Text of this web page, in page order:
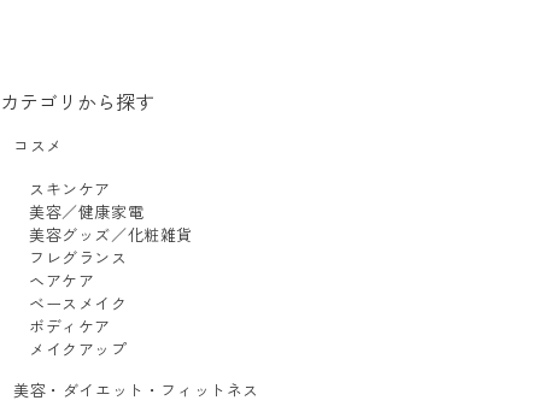
カテゴリから探す
コスメ
スキンケア
美容／健康家電
美容グッズ／化粧雑貨
フレグランス
ヘアケア
ベースメイク
ボディケア
メイクアップ
美容・ダイエット・フィットネス